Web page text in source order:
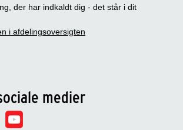
der har indkaldt dig - det står i dit
i afdelingsoversigten
medier